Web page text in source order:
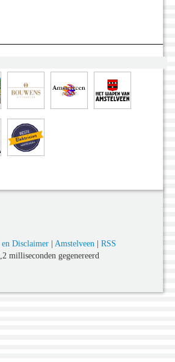
Disclaimer| Amstelveen| RSS
milliseconden gegenereerd